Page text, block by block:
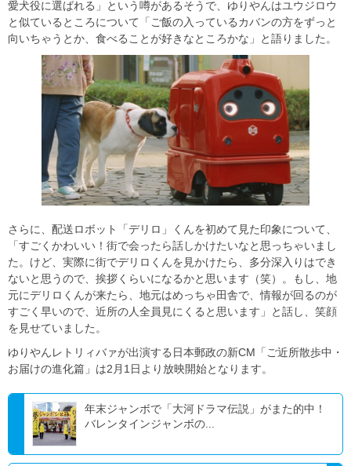
愛犬役に選ばれる」という噂があるそうで、ゆりやんはユウジロウ
と似ているところについて「ご飯の入っているカバンの方をずっと
向いちゃうとか、食べることが好きなところかな」と語りました。
さらに、配送ロボット「デリロ」くんを初めて見た印象について、
「すごくかわいい！街で会ったら話しかけたいなと思っちゃいまし
た。けど、実際に街でデリロくんを見かけたら、多分深入りはでき
ないと思うので、挨拶くらいになるかと思います（笑）。もし、地
元にデリロくんが来たら、地元はめっちゃ田舎で、情報が回るのが
すごく早いので、近所の人全員見にくると思います」と話し、笑顔
を見せていました。
ゆりやんレトリィバァが出演する日本郵政の新CM「ご近所散歩中・
お届けの進化篇」は2月1日より放映開始となります。
年末ジャンボで「大河ドラマ伝説」がまた的中！
バレンタインジャンボの...